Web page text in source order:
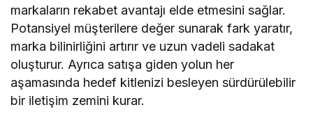
markaların rekabet avantajı elde etmesini sağlar.
Potansiyel müşterilere değer sunarak fark yaratır,
marka bilinirliğini artırır ve uzun vadeli sadakat
oluşturur. Ayrıca satışa giden yolun her
aşamasında hedef kitlenizi besleyen sürdürülebilir
bir iletişim zemini kurar.